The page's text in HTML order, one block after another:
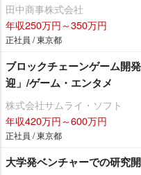
田中商事株式会社
年収250万円～350万円
正社員 / 東京都
ブロックチェーンゲーム開
迎」/ゲーム・エンタメ
株式会社サムライ・ソフト
年収420万円～600万円
正社員 / 東京都
大学発ベンチャーでの研究